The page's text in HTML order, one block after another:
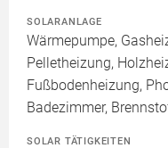
SOLARANLAGE
Wärmepumpe,
Pelletheizung,
Fußbodenheizung,
Badezimmer,
SOLAR TÄTIGKEITEN